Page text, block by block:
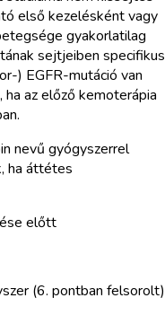
első kezelésként vagy
gyakorlatilag
sejtjeiben specifikus
) EGFR-mutáció van
az előző kemoterápia
nevű gyógyszerrel
ha áttétes
előtt
(6. pontban felsorolt)